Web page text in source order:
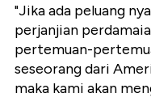
"Jika ada peluang
perjanjian
pertemuan-
seseorang dari
maka kami akan